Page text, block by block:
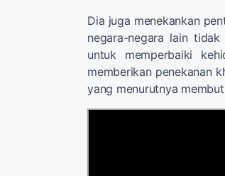
Dia juga menekankan
negara-negara lain
untuk memperbaiki
memberikan penekanan
yang menurutnya